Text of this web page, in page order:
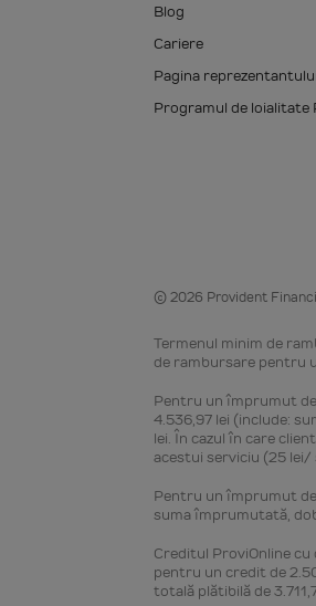
Blog
Cariere
Pagina
Programul de loialitate
© 2026 Provident
Termenul minim de
de rambursare pentru
Pentru un împrumut de
4.536,97 lei (include:
lei. În cazul în care
acestui serviciu (25 lei/
Pentru un împrumut de
suma împrumutată,
Creditul ProviOnline
pentru un credit de
totală plătibilă de